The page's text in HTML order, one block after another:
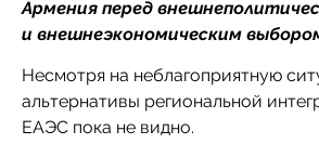
Армения перед
и внешнеэкономическим
Несмотря на неблагоприятную
альтернативы региональной
ЕАЭС пока не видно.